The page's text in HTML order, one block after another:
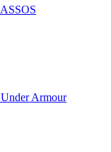
ASSOS
Under Armour